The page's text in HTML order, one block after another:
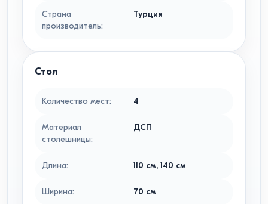
Страна
производитель:
Турция
Стол
Количество мест: 4
Материал
столешницы:
ДСП
Длина: 110 см, 140 см
Ширина: 70 см